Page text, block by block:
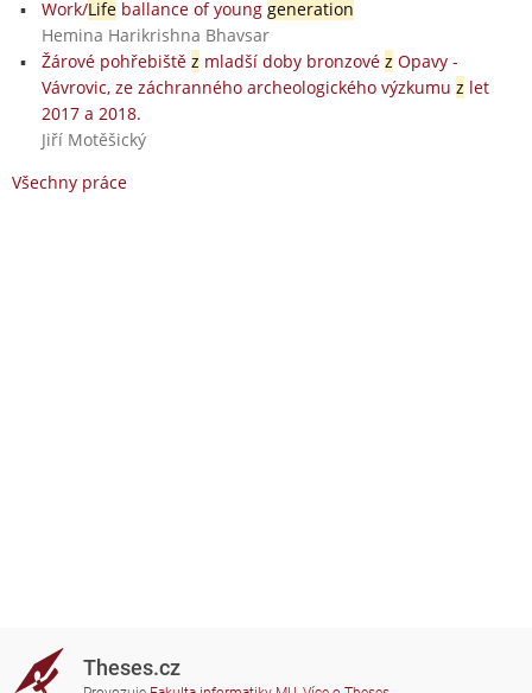
Work/Lifeballance of young generation
Hemina Harikrishna Bhavsar
Žárové pohřebiště z mladší doby bronzové z Opavy -
Vávrovic, ze záchranného archeologického výzkumu z let
2017 a 2018.
Jiří Motěšický
Všechny práce
Theses.cz